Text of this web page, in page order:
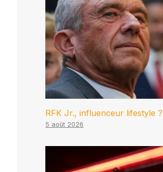
RFK Jr., influenceur lifestyle ?
5 août 2026